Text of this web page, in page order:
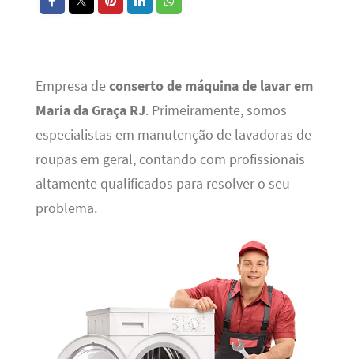
Empresa deconserto de máquina de lavar em
Maria da Graça RJ. Primeiramente, somos
especialistas em manutenção de lavadoras de
roupas em geral, contando com profissionais
altamente qualificados para resolver o seu
problema.